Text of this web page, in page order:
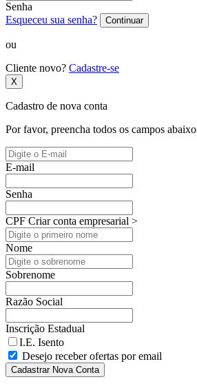
Senha
Esqueceu sua senha?
Continuar
ou
Cliente novo? Cadastre-se
X
Cadastro de nova conta
Por favor, preencha todos os campos abaixo
E-mail
Senha
CPF Criar conta empresarial >
Nome
Sobrenome
Razão Social
Inscrição Estadual
I.E. Isento
Desejo receber ofertas por email
Cadastrar Nova Conta